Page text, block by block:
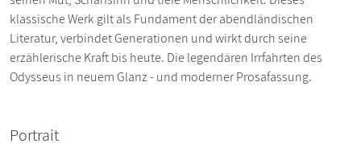
klassische Werk gilt als Fundament der abendländischen
Literatur, verbindet Generationen und wirkt durch seine
erzählerische Kraft bis heute. Die legendären Irrfahrten des
Odysseus in neuem Glanz - und moderner Prosafassung.
Portrait